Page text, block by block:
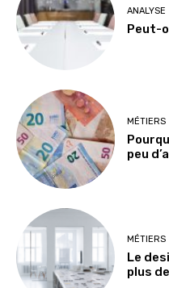
ANALYSE
Peut-
MÉTIERS
peu
MÉTIERS
Le
plus